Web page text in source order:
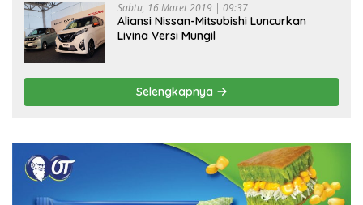
Sabtu, 16 Maret 2019 | 09:37
Aliansi Nissan-Mitsubishi Luncurkan
Livina Versi Mungil
Selengkapnya